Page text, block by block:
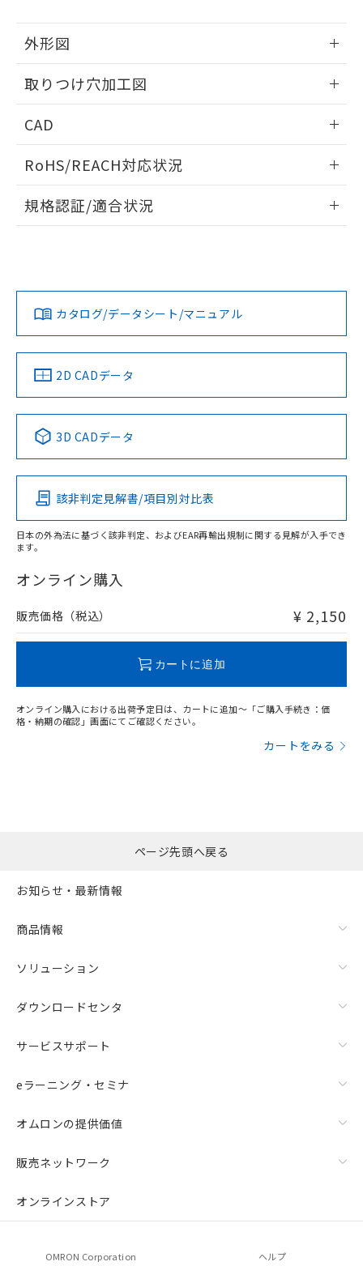
外形図
取りつけ穴加工図
CAD
ドすることができます。
ログイン/会員登録
ダウンロードデータをご利用いただく前に、以下を必ずお読
みください。
ソフトウェアの使用条件
RoHS/REACH対応状況
EU RoHS 注意事項・凡例
対応済み
中国 RoHS 注意事項・凡例
Pb Hg Cd Cr(VI)
O
在庫等で未対応品が混在する可能性があります。
問い合わせください。
規格認証/適合状況
カタログ/データシート/マニュアル
2D CADデータ
3D CADデータ
該非判定見解書/項目別対比表
日本の外為法に基づく該非判定、およびEAR再輸出規制に関する見解が入手でき
ます。
オンライン購入
販売価格（税込） ¥ 2,150
カートに追加
オンライン購入における出荷予定日は、カートに追加～「ご購入手続き：価
格・納期の確認」画面にてご確認ください。
カートをみる
および当社の共同利用者が、当社の製
※当社の共同利用者とは、
の共同利用に関して"
の「1.共同利
とができます。
EU RoHS指令（10物質）の非含有証明書
ものではありません。
また、RoHS指令のフタル酸エステル類４
物質の対応では、対応完了までの期間は出
荷製品に未対応品が混在することから備考
欄に対応日を記載しておりました。
ページ先頭へ戻る
お知らせ・最新情報
商品情報
ソリューション
ダウンロードセンタ
サービスサポート
eラーニング・セミナ
オムロンの提供価値
販売ネットワーク
オンラインストア
OMRON Corporation ヘルプ